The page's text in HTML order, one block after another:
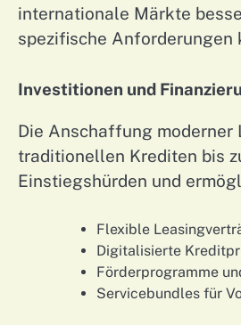
internationale Märkte
spezifische Anforderungen
Investitionen und
Die Anschaffung moderner
traditionellen Krediten bis
Einstiegshürden und
Flexible
Digitalisierte
Förderprogramme
Servicebundles für